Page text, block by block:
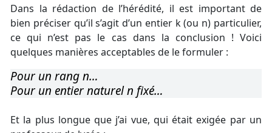
Dans la rédaction de l’hérédité, il est important de
bien préciser qu’il s’agit d’un entier k (ou n) particulier,
ce qui n’est pas le cas dans la conclusion ! Voici
quelques manières acceptables de le formuler :
Pour un rang n…
Pour un entier naturel n fixé…
Et la plus longue que j’ai vue, qui était exigée par un